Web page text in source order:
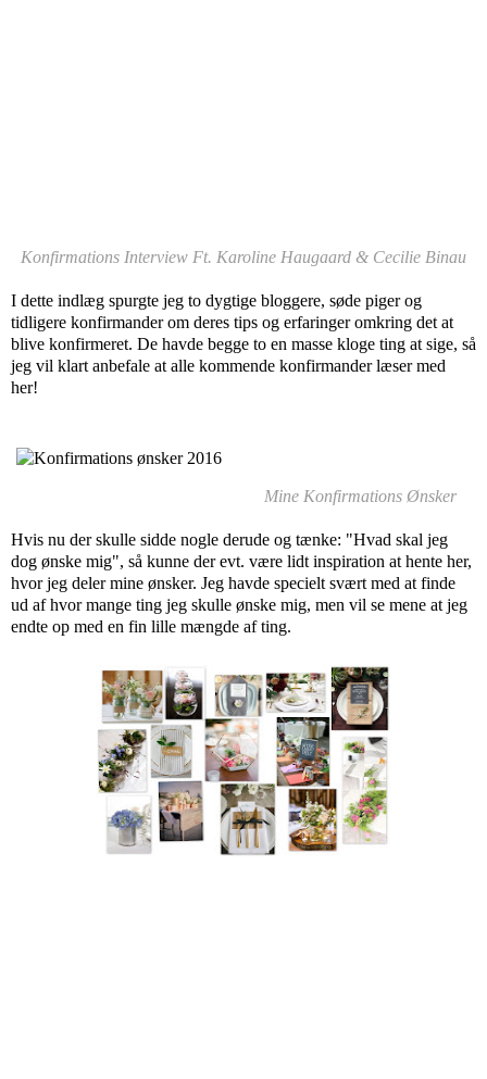
Konfirmations Interview Ft. Karoline Haugaard & Cecilie Binau
I dette indlæg spurgte jeg to dygtige bloggere, søde piger og
tidligere konfirmander om deres tips og erfaringer omkring det at
blive konfirmeret. De havde begge to en masse kloge ting at sige, så
jeg vil klart anbefale at alle kommende konfirmander læser med
her!
Mine Konfirmations Ønsker
Hvis nu der skulle sidde nogle derude og tænke: "Hvad skal jeg
dog ønske mig", så kunne der evt. være lidt inspiration at hente her,
hvor jeg deler mine ønsker. Jeg havde specielt svært med at finde
ud af hvor mange ting jeg skulle ønske mig, men vil se mene at jeg
endte op med en fin lille mængde af ting.